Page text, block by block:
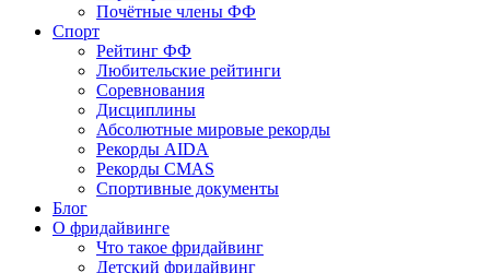
Почётные члены ФФ
Спорт
Рейтинг ФФ
Любительские рейтинги
Соревнования
Дисциплины
Абсолютные мировые рекорды
Рекорды AIDA
Рекорды CMAS
Спортивные документы
Блог
О фридайвинге
Что такое фридайвинг
Детский фридайвинг